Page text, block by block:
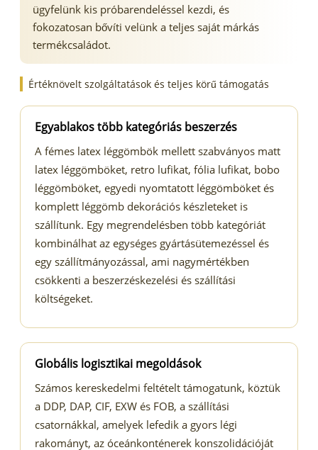
ügyfelünk kis próbarendeléssel kezdi, és
fokozatosan bővíti velünk a teljes saját márkás
termékcsaládot.
Értéknövelt szolgáltatások és teljes körű támogatás
Egyablakos több kategóriás beszerzés
A fémes latex léggömbök mellett szabványos matt
latex léggömböket, retro lufikat, fólia lufikat, bobo
léggömböket, egyedi nyomtatott léggömböket és
komplett léggömb dekorációs készleteket is
szállítunk. Egy megrendelésben több kategóriát
kombinálhat az egységes gyártásütemezéssel és
egy szállítmányozással, ami nagymértékben
csökkenti a beszerzéskezelési és szállítási
költségeket.
Globális logisztikai megoldások
Számos kereskedelmi feltételt támogatunk, köztük
a DDP, DAP, CIF, EXW és FOB, a szállítási
csatornákkal, amelyek lefedik a gyors légi
rakományt, az óceánkonténerek konszolidációját